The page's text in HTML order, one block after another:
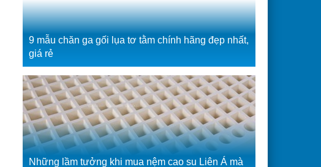
9 mẫu chăn ga gối lụa tơ tằm chính hãng đẹp nhất,
giá rẻ
Những lầm tưởng khi mua nệm cao su Liên Á mà